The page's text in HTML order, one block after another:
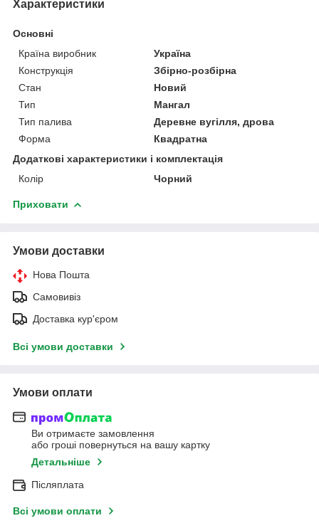
Характеристики
Основні
Країна виробник
Україна
Конструкція
Збірно-розбірна
Стан
Новий
Тип
Мангал
Тип палива
Деревне вугілля, дрова
Форма
Квадратна
Додаткові характеристики і комплектація
Колір
Чорний
Приховати
Умови доставки
Нова Пошта
Самовивіз
Доставка кур'єром
Всі умови доставки
Умови оплати
Ви отримаєте замовлення
або гроші повернуться на вашу картку
Детальніше
Післяплата
Всі умови оплати